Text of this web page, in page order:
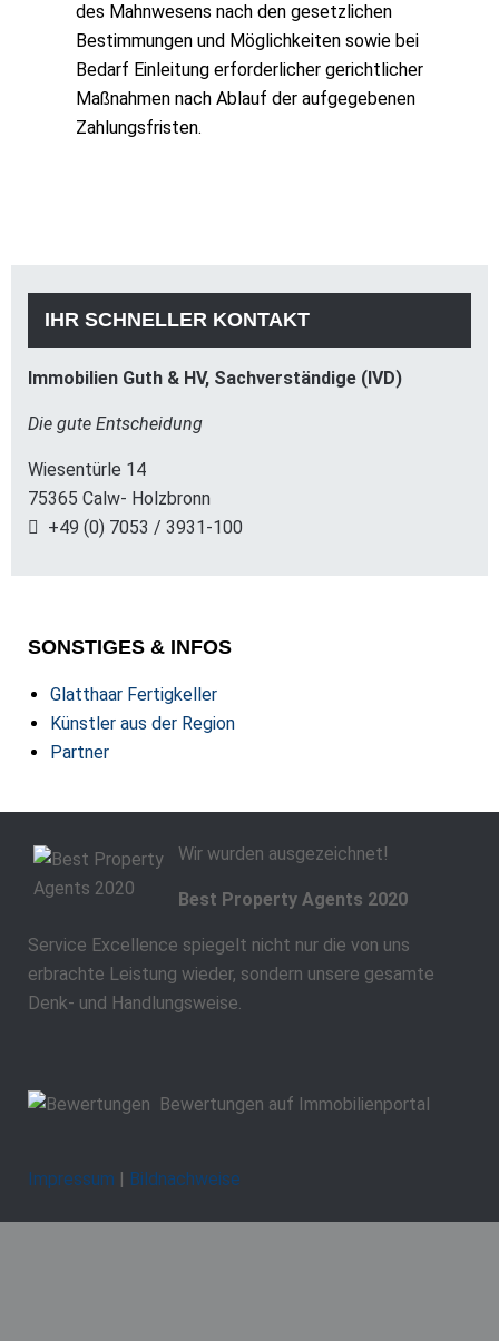
des Mahnwesens nach den gesetzlichen
Bestimmungen und Möglichkeiten sowie bei
Bedarf Einleitung erforderlicher gerichtlicher
Maßnahmen nach Ablauf der aufgegebenen
Zahlungsfristen.
IHR SCHNELLER KONTAKT
Immobilien Guth & HV, Sachverständige (IVD)
Die gute Entscheidung
Wiesentürle 14
75365 Calw- Holzbronn
+49 (0) 7053 / 3931-100
SONSTIGES & INFOS
Glatthaar Fertigkeller
Künstler aus der Region
Partner
Wir wurden ausgezeichnet!
Best Property Agents 2020
Service Excellence spiegelt nicht nur die von uns
erbrachte Leistung wieder, sondern unsere gesamte
Denk- und Handlungsweise.
Bewertungen auf Immobilienportal
Impressum | Bildnachweise